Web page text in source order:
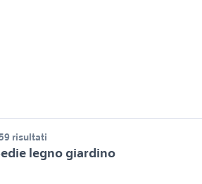
risultati
legno giardino